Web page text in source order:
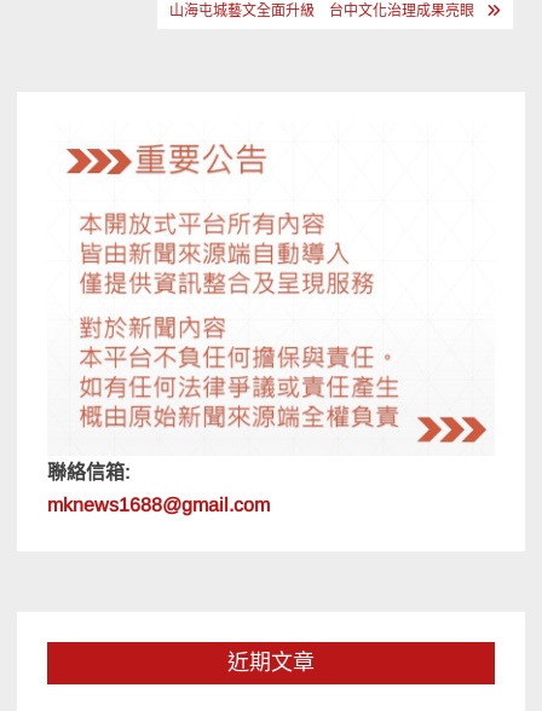
山海屯城藝文全面升級 台中文化治理成果亮眼
聯絡信箱:
mknews1688@gmail.com
近期文章